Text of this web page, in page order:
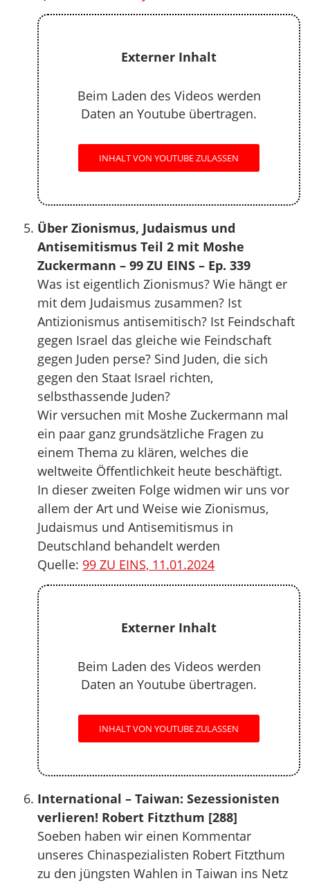
Externer Inhalt
Beim Laden des Videos werden
Daten an Youtube übertragen.
INHALT VON YOUTUBE ZULASSEN
Über Zionismus, Judaismus und
Antisemitismus Teil 2 mit Moshe
Zuckermann – 99 ZU EINS – Ep. 339
Was ist eigentlich Zionismus? Wie hängt er
mit dem Judaismus zusammen? Ist
Antizionismus antisemitisch? Ist Feindschaft
gegen Israel das gleiche wie Feindschaft
gegen Juden perse? Sind Juden, die sich
gegen den Staat Israel richten,
selbsthassende Juden?
Wir versuchen mit Moshe Zuckermann mal
ein paar ganz grundsätzliche Fragen zu
einem Thema zu klären, welches die
weltweite Öffentlichkeit heute beschäftigt.
In dieser zweiten Folge widmen wir uns vor
allem der Art und Weise wie Zionismus,
Judaismus und Antisemitismus in
Deutschland behandelt werden
Quelle: 99 ZU EINS, 11.01.2024
Externer Inhalt
Beim Laden des Videos werden
Daten an Youtube übertragen.
INHALT VON YOUTUBE ZULASSEN
International – Taiwan: Sezessionisten
verlieren! Robert Fitzthum [288]
Soeben haben wir einen Kommentar
unseres Chinaspezialisten Robert Fitzthum
zu den jüngsten Wahlen in Taiwan ins Netz